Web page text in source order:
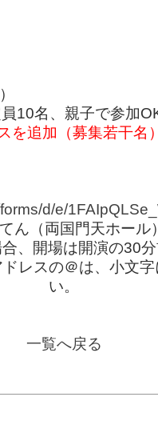
10名、親子で参加
を追加（募集若干名
d/e/
ん（両国門天ホール
、開場は開演の30
レスの＠は、小文
い。
一覧へ戻る